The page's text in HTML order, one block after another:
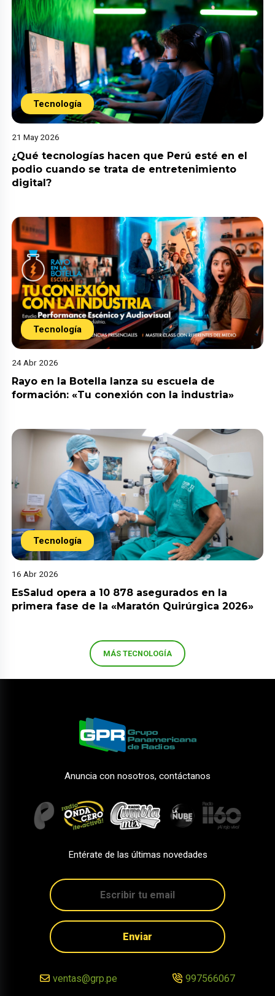
Tecnología
21 May 2026
¿Qué tecnologías hacen que Perú esté en el
podio cuando se trata de entretenimiento
digital?
Tecnología
24 Abr 2026
Rayo en la Botella lanza su escuela de
formación: «Tu conexión con la industria»
Tecnología
16 Abr 2026
EsSalud opera a 10 878 asegurados en la
primera fase de la «Maratón Quirúrgica 2026»
MÁS TECNOLOGÍA
Anuncia con nosotros, contáctanos
Entérate de las últimas novedades
Enviar
ventas@grp.pe 997566067